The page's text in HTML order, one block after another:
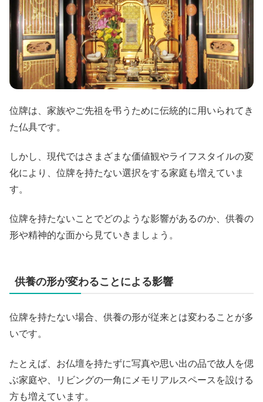
位牌は、家族やご先祖を弔うために伝統的に用いられてき
た仏具です。
しかし、現代ではさまざまな価値観やライフスタイルの変
化により、位牌を持たない選択をする家庭も増えていま
す。
位牌を持たないことでどのような影響があるのか、供養の
形や精神的な面から見ていきましょう。
供養の形が変わることによる影響
位牌を持たない場合、供養の形が従来とは変わることが多
いです。
たとえば、お仏壇を持たずに写真や思い出の品で故人を偲
ぶ家庭や、リビングの一角にメモリアルスペースを設ける
方も増えています。